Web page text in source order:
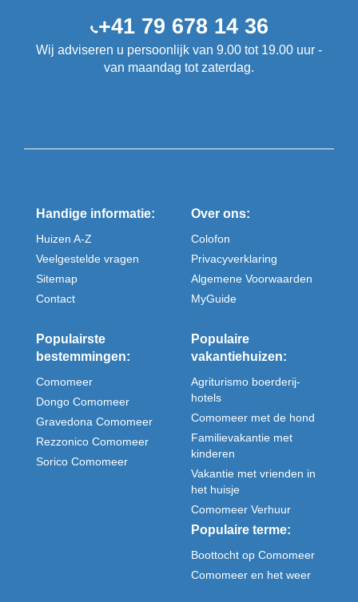
+41 79 678 14 36
Wij adviseren u persoonlijk van 9.00 tot 19.00 uur -
van maandag tot zaterdag.
Handige informatie:
Huizen A-Z
Veelgestelde vragen
Sitemap
Contact
Over ons:
Colofon
Privacyverklaring
Algemene Voorwaarden
MyGuide
Populairste
bestemmingen:
Comomeer
Dongo Comomeer
Gravedona Comomeer
Rezzonico Comomeer
Sorico Comomeer
Populaire
vakantiehuizen:
Agriturismo boerderij-
hotels
Comomeer met de hond
Familievakantie met
kinderen
Vakantie met vrienden in
het huisje
Comomeer Verhuur
Populaire terme:
Boottocht op Comomeer
Comomeer en het weer